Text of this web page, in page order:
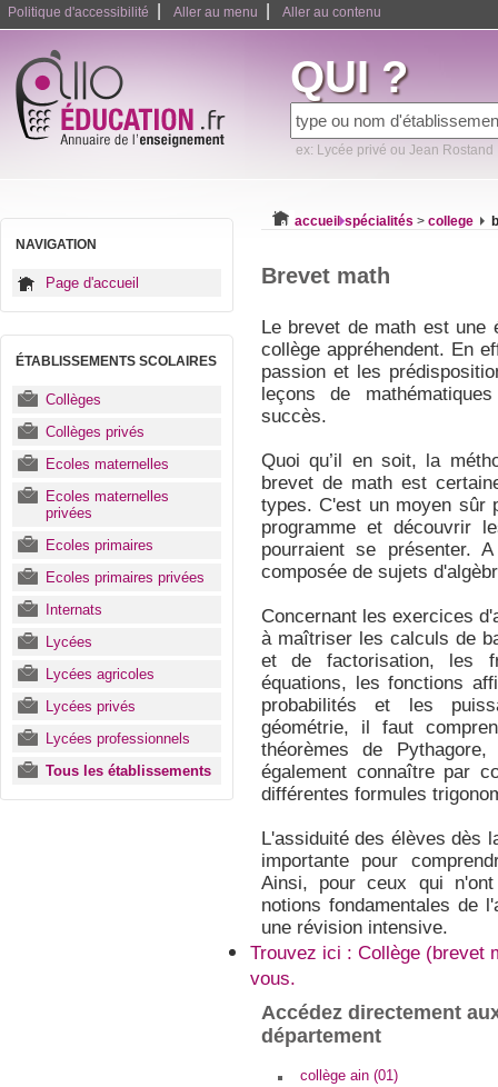
Politique d'accessibilité Aller au menu Aller au contenu
QUI ?
ex: Lycée privé ou Jean Rostand
NAVIGATION
Page d'accueil
ÉTABLISSEMENTS SCOLAIRES
Collèges
Collèges privés
Ecoles maternelles
Ecoles maternelles
privées
Ecoles primaires
Ecoles primaires privées
Internats
Lycées
Lycées agricoles
Lycées privés
Lycées professionnels
Tous les établissements
accueil spécialités > college
Brevet math
Le brevet de math est une
collège appréhendent. En
passion et les
leçons de
succès.
Quoi qu’il en soit, la
brevet de math est
types. C'est un moyen sûr
programme et découvrir
pourraient se présenter.
composée de sujets
Concernant les exercices
à maîtriser les calculs de
et de factorisation, les
équations, les fonctions
probabilités et les
géométrie, il faut
théorèmes de
également connaître par
différentes formules
L'assiduité des élèves dès
importante pour
Ainsi, pour ceux qui
notions fondamentales de
une révision intensive.
Trouvez ici : Collège (brevet
vous.
Accédez directement
département
collège ain (01)